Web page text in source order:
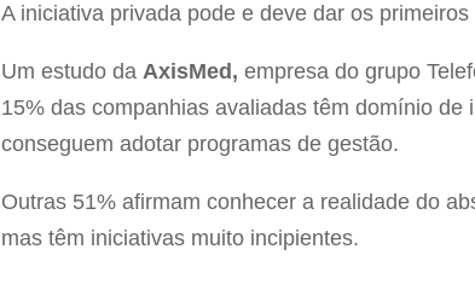
A iniciativa privada pode e deve dar os
Um estudo da AxisMed, empresa do grupo
15% das companhias avaliadas têm domínio
conseguem adotar programas de gestão.
Outras 51% afirmam conhecer a realidade do
mas têm iniciativas muito incipientes.